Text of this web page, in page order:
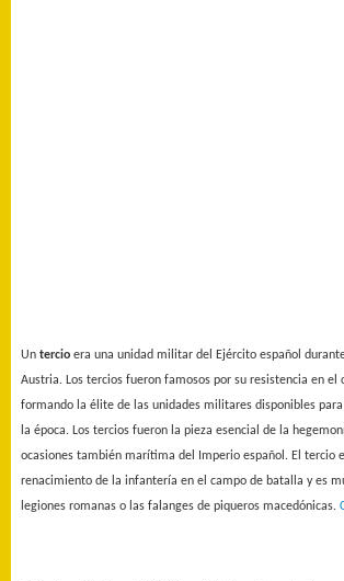
Un tercioera una unidad militar del Ejército español
Austria. Los tercios fueron famosos por su resistencia en el
formando la élite de las unidades militares disponibles para
la época. Los tercios fueron la pieza esencial de la
ocasiones también marítima del Imperio español. El tercio
renacimiento de la infantería en el campo de batalla y es
legiones romanas o las falanges de piqueros macedónicas.